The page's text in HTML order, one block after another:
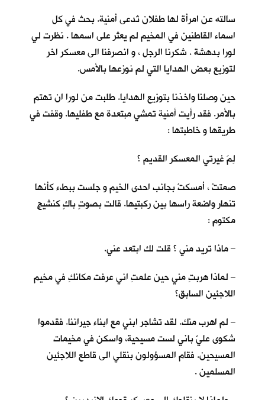
سالته عن امرأة لها طفلان تُدعى أمنية. بحث في كل
اسماء القاطنين في المخيم لم يعثر على اسمها . نظرت لي
لورا بدهشة . شكرنا الرجل ، و انصرفنا الى معسكر اخر
لتوزيع بعض الهدايا التي لم نوزعها بالأمس.
حين وصلنا واخذنا بتوزيع الهدايا. طلبت من لورا ان تهتم
بالأمر. فقد رأيت أمنية تمشي مبتعدة مع طفليها. وقفت في
طريقها و خاطبتها :
لِمَ غيرتي المعسكر القديم ؟
صمتتْ ، أمسكتْ بجانب احدى الخيم و جلست ببطء كأنها
تنهار واضعة راسها بين ركبتيها. قالت بصوتٍ باكٍ كنشيجٍ
مكتومٍ :
– ماذا تريد مني ؟ قلت لك ابتعد عني.
– لماذا هربتِ مني حين علمتِ اني عرفت مكانكِ في مخيم
اللاجئين السابق؟
– لم اهرب منك. لقد تشاجر ابني مع ابناء جيراننا. فقدموا
شكوى عليّ باني لست مسيحية، واسكن في مخيمات
المسيحين. فقام المسؤولون بنقلي الى قاطع اللاجئين
المسلمين .